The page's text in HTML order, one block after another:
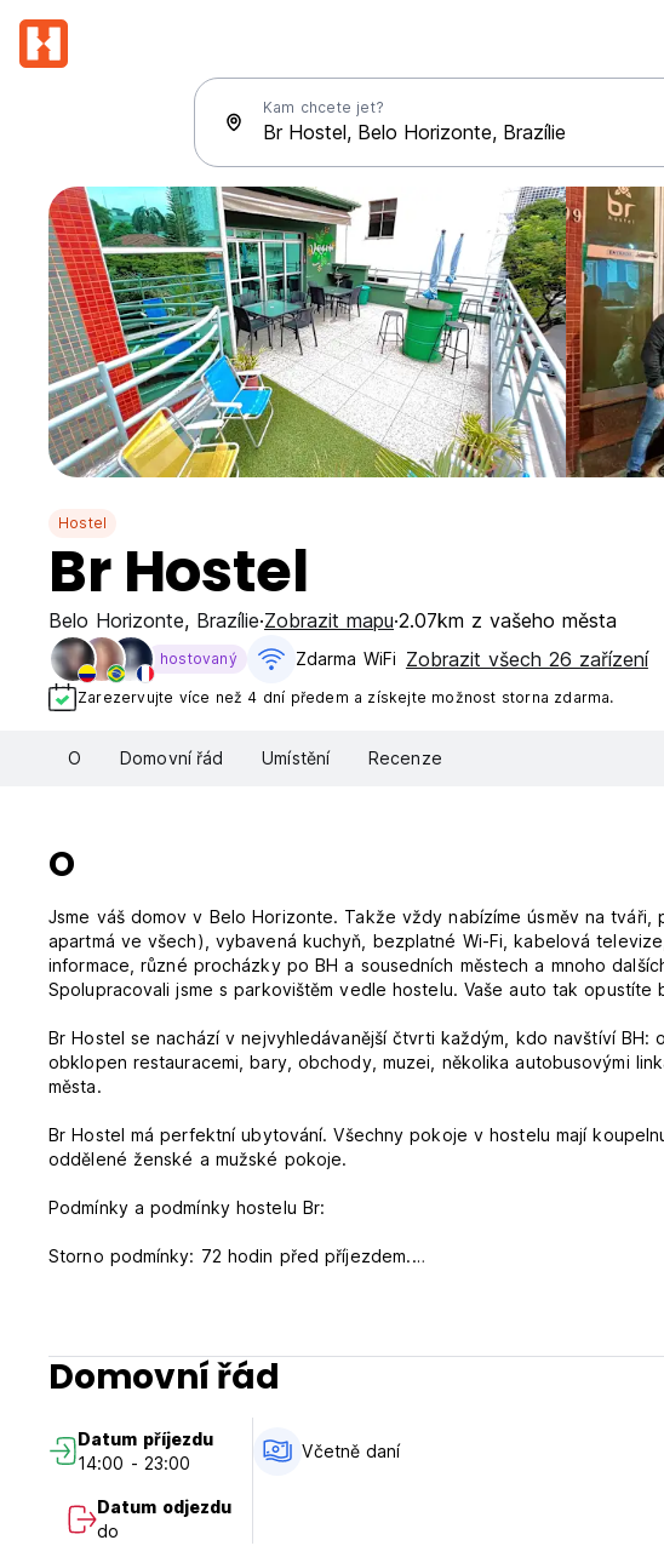
Kam chcete jet?
Hostel
Br Hostel
Belo Horizonte, Brazílie Zobrazit mapu 2.07km z vašeho města
hostovaný Zdarma WiFi Zobrazit všech 26 zařízení
Zarezervujte více než 4 dní předem a získejte možnost storna zdarma.
O Domovní řád Umístění Recenze
O
Jsme váš domov v Belo Horizonte. Takže vždy nabízíme úsměv na
apartmá ve všech), vybavená kuchyň, bezplatné Wi-Fi, kabelová
informace, různé procházky po BH a sousedních městech a mnoho
Spolupracovali jsme s parkovištěm vedle hostelu. Vaše auto tak opustíte
Br Hostel se nachází v nejvyhledávanější čtvrti každým, kdo navštíví
obklopen restauracemi, bary, obchody, muzei, několika autobusovými
města.
Br Hostel má perfektní ubytování. Všechny pokoje v hostelu mají
oddělené ženské a mužské pokoje.
Podmínky a podmínky hostelu Br:
Storno podmínky: 72 hodin před příjezdem.
Platba při příjezdu v hotovosti, kreditními kartami, debetními kartami.
Včetně daní.
Všeobecné:
24 hodinová recepce.
Domovní řád
Datum příjezdu
14:00 - 23:00
Datum odjezdu
do
Včetně daní